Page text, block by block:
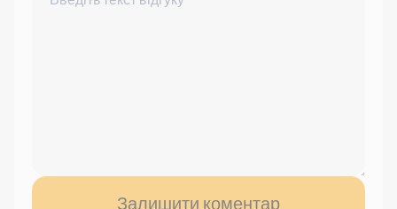
Залишити коментар